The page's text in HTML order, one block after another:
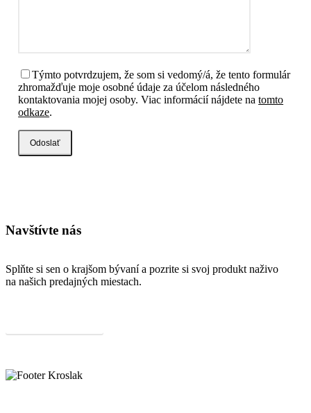
Týmto potvrdzujem, že som si vedomý/á, že tento formulár
zhromažďuje moje osobné údaje za účelom následného
kontaktovania mojej osoby. Viac informácií nájdete natomto
odkaze.
Navštívte nás
Splňte si sen o krajšom bývaní a pozrite si svoj produkt naživo
na našich predajných miestach.